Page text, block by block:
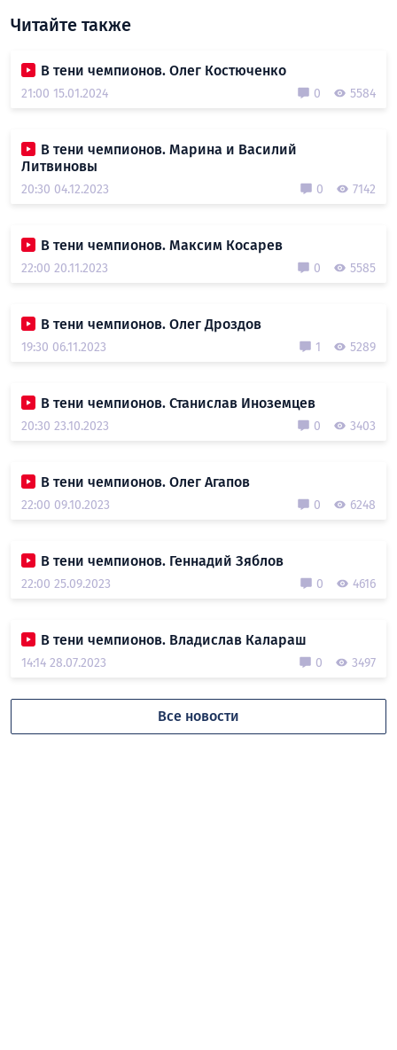
Читайте также
В тени чемпионов. Олег Костюченко
21:00 15.01.2024 0 5584
В тени чемпионов. Марина и Василий
Литвиновы
20:30 04.12.2023 0 7142
В тени чемпионов. Максим Косарев
22:00 20.11.2023 0 5585
В тени чемпионов. Олег Дроздов
19:30 06.11.2023 1 5289
В тени чемпионов. Станислав Иноземцев
20:30 23.10.2023 0 3403
В тени чемпионов. Олег Агапов
22:00 09.10.2023 0 6248
В тени чемпионов. Геннадий Зяблов
22:00 25.09.2023 0 4616
В тени чемпионов. Владислав Калараш
14:14 28.07.2023 0 3497
Все новости